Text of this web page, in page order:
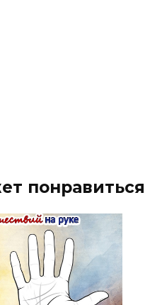
понравиться